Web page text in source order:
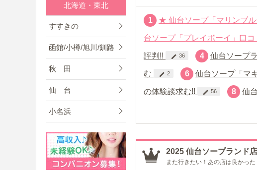
北海道・東北
すすきの
函館/小樽/旭川/釧路
秋 田
仙 台
小名浜
1 ★ 仙台ソープ「マリンブ
台ソープ「プレイボーイ」口コ
評判!! 36 4 仙台ソープ
む 2 6 仙台ソープ「マ
の体験談求む!! 56 8 仙
2025 仙台ソープランド
また行きたい！あの店は良かった